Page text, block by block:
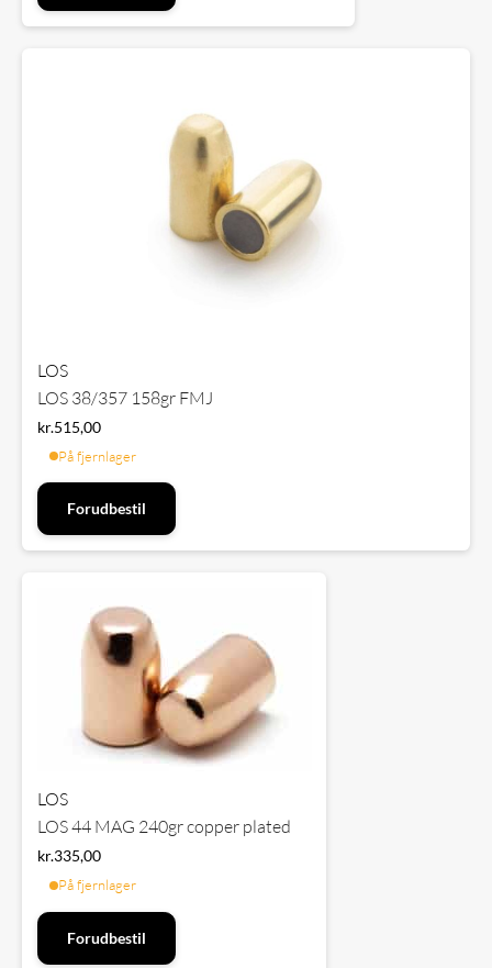
LOS
LOS 38/357 158gr FMJ
kr.515,00
På fjernlager
Forudbestil
LOS
LOS 44 MAG 240gr copper plated
kr.335,00
På fjernlager
Forudbestil